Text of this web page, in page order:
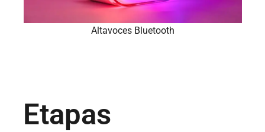
Altavoces Bluetooth
Etapas